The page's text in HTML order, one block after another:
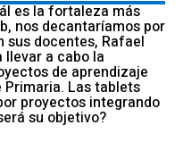
es la fortaleza más
nos decantaríamos por
sus docentes, Rafael
llevar a cabo la
de aprendizaje
Primaria. Las tablets
proyectos integrando
su objetivo?